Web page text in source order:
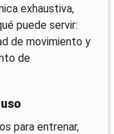
exhaustiva,
puede servir:
de movimiento y
de
para entrenar,